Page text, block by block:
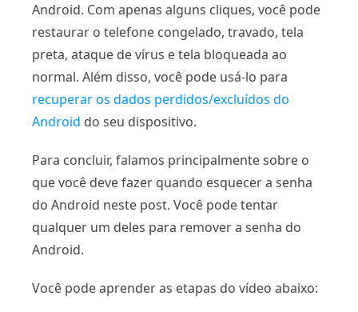
Android. Com apenas alguns cliques, você pode
restaurar o telefone congelado, travado, tela
preta, ataque de vírus e tela bloqueada ao
normal. Além disso, você pode usá-lo para
recuperar os dados perdidos/excluídos do
Android do seu dispositivo.
Para concluir, falamos principalmente sobre o
que você deve fazer quando esquecer a senha
do Android neste post. Você pode tentar
qualquer um deles para remover a senha do
Android.
Você pode aprender as etapas do vídeo abaixo: